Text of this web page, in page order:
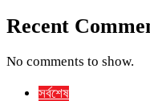
Recent
No comments to show.
সর্বশেষ